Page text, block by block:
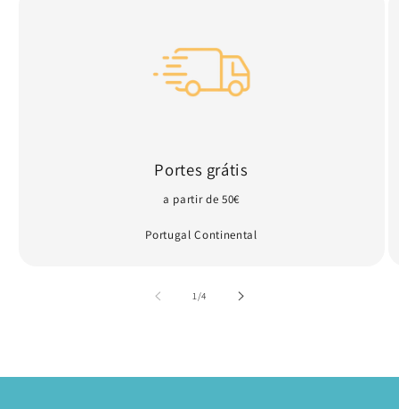
Portes grátis
a partir de 50€
Portugal Continental
1/de
4